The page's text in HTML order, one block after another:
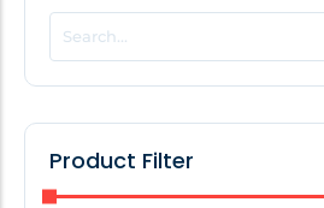
POPULAR THIS WEEK
No Posts Found!
Product Filter